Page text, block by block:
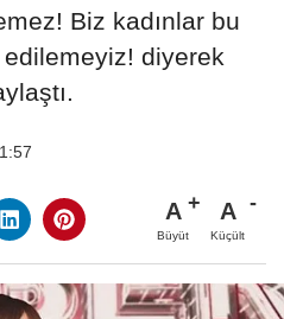
Biz kadınlar bu
diyerek
A
Büyüt
A
Küçült